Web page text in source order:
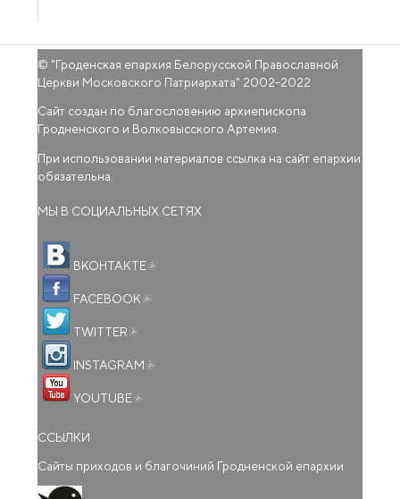
© "Гроденская епархия Белорусской Православной
Церкви Московского Патриархата" 2002-2022
Сайт создан по благословению архиепископа
Гродненского и Волковысского Артемия.
При использовании материалов ссылка на сайт епархии
обязательна.
МЫ В СОЦИАЛЬНЫХ СЕТЯХ
ВКОНТАКТЕ
FACEBOOK
TWITTER
INSTAGRAM
YOUTUBE
ССЫЛКИ
Сайты приходов и благочиний Гродненской епархии